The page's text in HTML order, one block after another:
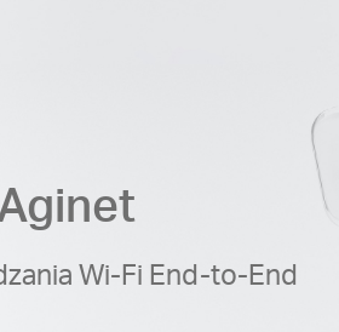
Wi-Fi End-to-End